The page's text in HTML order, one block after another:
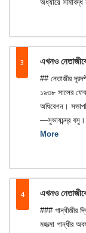
অধ্যায়ে
3 এখনও
## নেতাজীর
১৯৩৮ সালের
অধিবেশন।
—সুভাষচন্দ্র বসু।
More
4 এখনও
### গান্ধীজীর
মহাত্মা গান্ধীর